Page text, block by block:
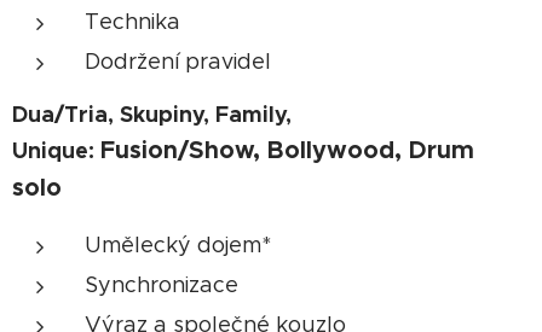
Technika
Dodržení pravidel
Dua/Tria, Skupiny, Family,
Unique: Fusion/Show, Bollywood, Drum
solo
Umělecký dojem*
Synchronizace
Výraz a společné kouzlo